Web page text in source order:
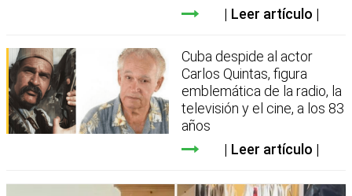
Leer artículo
Cuba despide al actor
Carlos Quintas, figura
emblemática de la radio, la
televisión y el cine, a los 83
años
Leer artículo